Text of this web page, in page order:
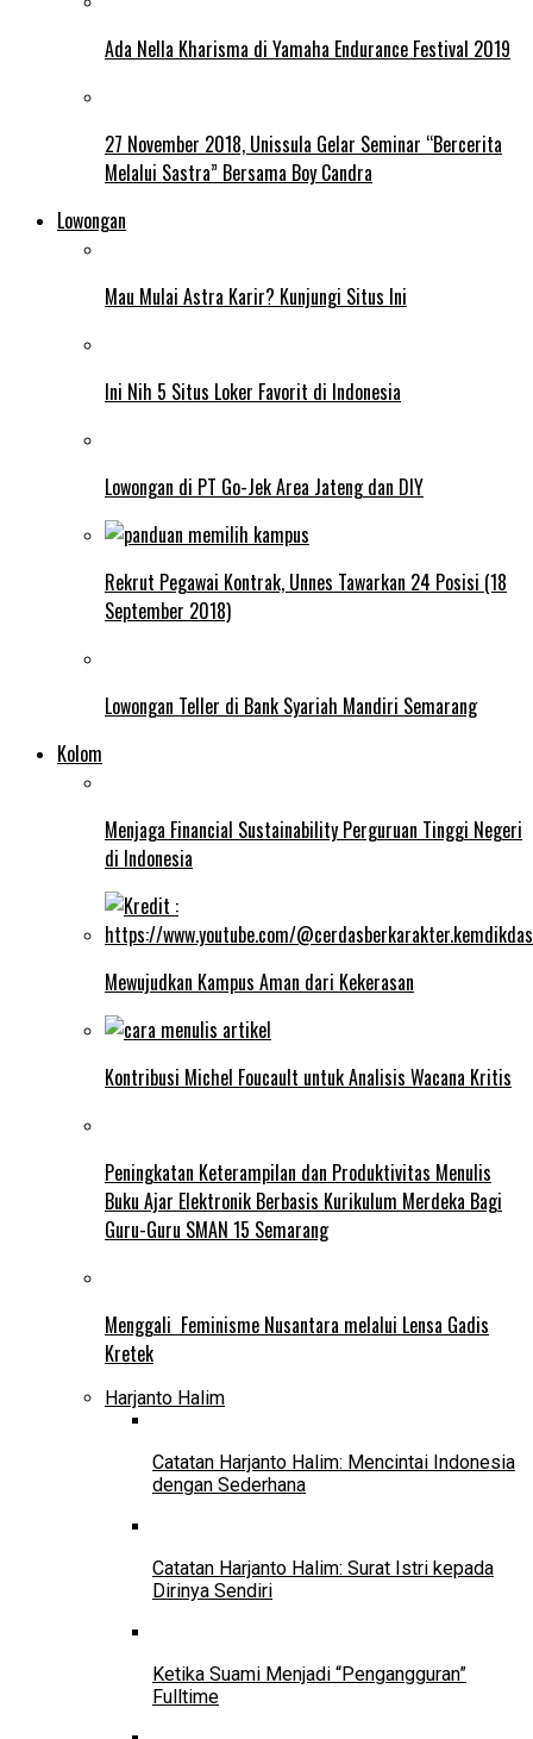
Ada Nella Kharisma di Yamaha Endurance Festival 2019
27 November 2018, Unissula Gelar Seminar “Bercerita
Melalui Sastra” Bersama Boy Candra
Lowongan
Mau Mulai Astra Karir? Kunjungi Situs Ini
Ini Nih 5 Situs Loker Favorit di Indonesia
Lowongan di PT Go-Jek Area Jateng dan DIY
Rekrut Pegawai Kontrak, Unnes Tawarkan 24 Posisi (18
September 2018)
Lowongan Teller di Bank Syariah Mandiri Semarang
Kolom
Menjaga Financial Sustainability Perguruan Tinggi Negeri
di Indonesia
Mewujudkan Kampus Aman dari Kekerasan
Kontribusi Michel Foucault untuk Analisis Wacana Kritis
Peningkatan Keterampilan dan Produktivitas Menulis
Buku Ajar Elektronik Berbasis Kurikulum Merdeka Bagi
Guru-Guru SMAN 15 Semarang
Menggali Feminisme Nusantara melalui Lensa Gadis
Kretek
Harjanto Halim
Catatan Harjanto Halim: Mencintai Indonesia
dengan Sederhana
Catatan Harjanto Halim: Surat Istri kepada
Dirinya Sendiri
Ketika Suami Menjadi “Pengangguran”
Fulltime